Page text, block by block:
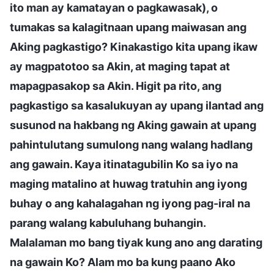
ito man ay kamatayan o pagkawasak), o
tumakas sa kalagitnaan upang maiwasan ang
Aking pagkastigo? Kinakastigo kita upang ikaw
ay magpatotoo sa Akin, at maging tapat at
mapagpasakop sa Akin. Higit pa rito, ang
pagkastigo sa kasalukuyan ay upang ilantad ang
susunod na hakbang ng Aking gawain at upang
pahintulutang sumulong nang walang hadlang
ang gawain. Kaya itinatagubilin Ko sa iyo na
maging matalino at huwag tratuhin ang iyong
buhay o ang kahalagahan ng iyong pag-iral na
parang walang kabuluhang buhangin.
Malalaman mo bang tiyak kung ano ang darating
na gawain Ko? Alam mo ba kung paano Ako